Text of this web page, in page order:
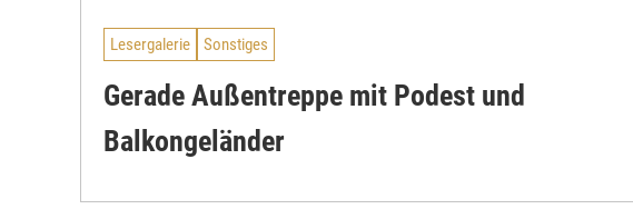
Lesergalerie Sonstiges
Gerade Außentreppe mit Podest und
Balkongeländer